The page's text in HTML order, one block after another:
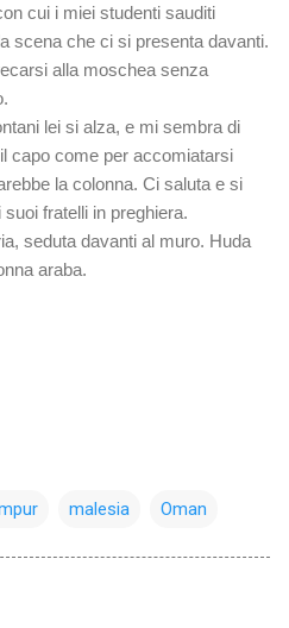
cui i miei studenti sauditi
scena che ci si presenta davanti.
alla moschea senza
lei si alza, e mi sembra di
capo come per accomiatarsi
la colonna. Ci saluta e si
fratelli in preghiera.
seduta davanti al muro. Huda
araba.
malesia Oman